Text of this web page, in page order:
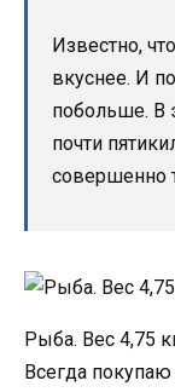
Известно,
вкуснее. И
побольше. В
почти
совершенно
Рыба. Вес 4,75
Всегда